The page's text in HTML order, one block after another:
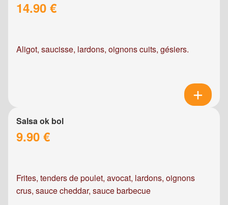
14.90 €
Aligot, saucisse, lardons, oignons cuits, gésiers.
Salsa ok bol
9.90 €
Frites, tenders de poulet, avocat, lardons, oignons
crus, sauce cheddar, sauce barbecue